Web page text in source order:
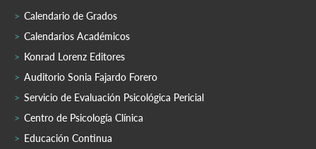
Calendario de Grados
Calendarios Académicos
Konrad Lorenz Editores
Auditorio Sonia Fajardo Forero
Servicio de Evaluación Psicológica Pericial
Centro de Psicología Clínica
Educación Continua